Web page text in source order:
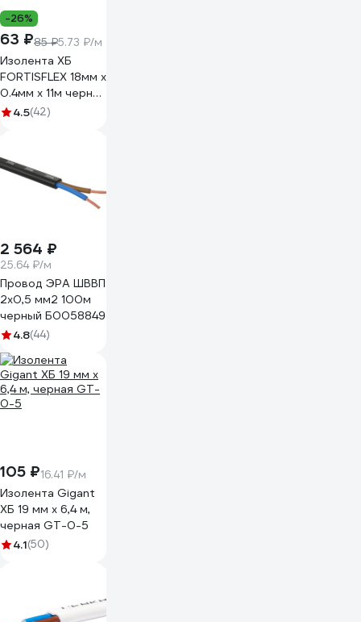
-26%
63 ₽85 ₽5.73 ₽/м
Изолента ХБ
FORTISFLEX 18мм х
0.4мм х 11м черная
71242
4.5(42)
2 564 ₽
25.64 ₽/м
Провод ЭРА ШВВП
2x0,5 мм2 100м
черный Б0058849
4.8(44)
105 ₽16.41 ₽/м
Изолента Gigant
ХБ 19 мм х 6,4 м,
черная GT-0-5
4.1(50)